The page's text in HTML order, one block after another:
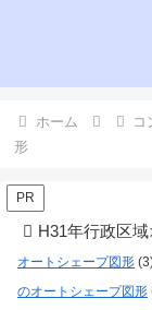
ホーム コ
形
PR
H31年行政区
オートシェープ図形
のオートシェープ図形